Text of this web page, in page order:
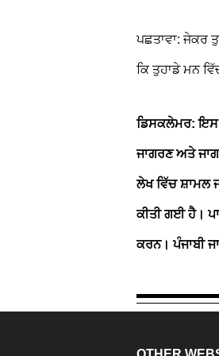
ਪਛਤਾਵਾ: ਜੇਕਰ
ਕਿ ਤੁਹਾਡੇ ਮਨ
ਡਿਸਕਲੇਮਰ: ਇਸ
ਜਾਗਰਣ ਅਤੇ
ਲੇਖ ਵਿੱਚ ਸ਼ਾਮਲ
ਕੀਤੀ ਗਈ ਹੈ।
ਕਰਨ। ਪੰਜਾਬੀ